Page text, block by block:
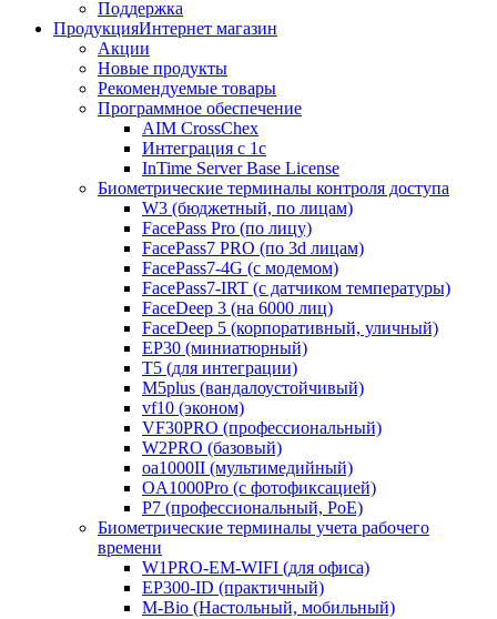
Поддержка
ПродукцияИнтернет магазин
Акции
Новые продукты
Рекомендуемые товары
Программное обеспечение
AIM CrossChex
Интеграция с 1с
InTime Server Base License
Биометрические терминалы контроля доступа
W3 (бюджетный, по лицам)
FacePass Pro (по лицу)
FacePass7 PRO (по 3d лицам)
FacePass7-4G (с модемом)
FacePass7-IRT (с датчиком температуры)
FaceDeep 3 (на 6000 лиц)
FaceDeep 5 (корпоративный, уличный)
EP30 (миниатюрный)
T5 (для интеграции)
M5plus (вандалоустойчивый)
vf10 (эконом)
VF30PRO (профессиональный)
W2PRO (базовый)
oa1000II (мультимедийный)
OA1000Pro (с фотофиксацией)
P7 (профессиональный, PoE)
Биометрические терминалы учета рабочего
времени
W1PRO-EM-WIFI (для офиса)
EP300-ID (практичный)
M-Bio (Настольный, мобильный)